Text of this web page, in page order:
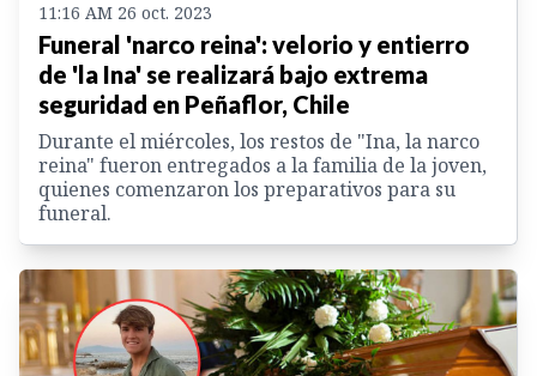
11:16 AM 26 oct. 2023
Funeral 'narco reina': velorio y entierro
de 'la Ina' se realizará bajo extrema
seguridad en Peñaflor, Chile
Durante el miércoles, los restos de "Ina, la narco
reina" fueron entregados a la familia de la joven,
quienes comenzaron los preparativos para su
funeral.